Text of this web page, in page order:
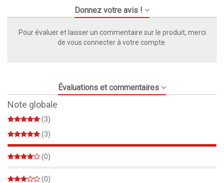
Donnez votre avis !
Pour évaluer et laisser un commentaire sur le produit, merci
de vous connecter à votre compte.
Évaluations et commentaires
Note globale
(3)
(3)
100%
(0)
(0)